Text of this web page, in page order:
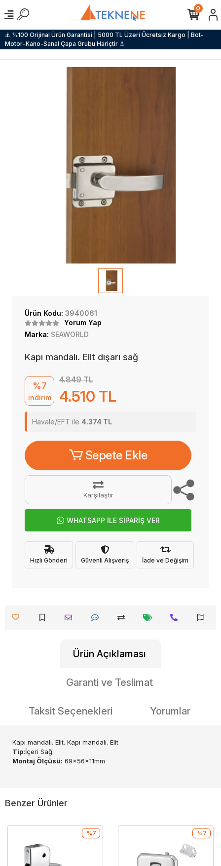
⚓ %100 Orijinal Ürün Garantisi | 5000 TL Üzeri Ücretsiz Kargo | Bot-
Motor-Kano-Sanal Çapa Grubu Hariçtir ⚓
0
Ürün Kodu: 3940061
Yorum Yap
Marka: SEAWORLD
Kapı mandalı. Elit dışarı sağ
%7
indirim
4.849 TL
4.510 TL
Havale/EFT ile 4.374 TL
Sepete Ekle
Karşılaştır
WHATSAPP İLE SİPARİŞ VER
Hızlı Gönderi Güvenli Alışveriş İade ve Değişim
Ürün Açıklaması
Garanti ve Teslimat
Taksit Seçenekleri Yorumlar
Kapı mandalı. Elit. Kapı mandalı. Elit
Tip:İçeri Sağ
Montaj Ölçüsü: 69x56x11mm
Benzer Ürünler
%7 %7